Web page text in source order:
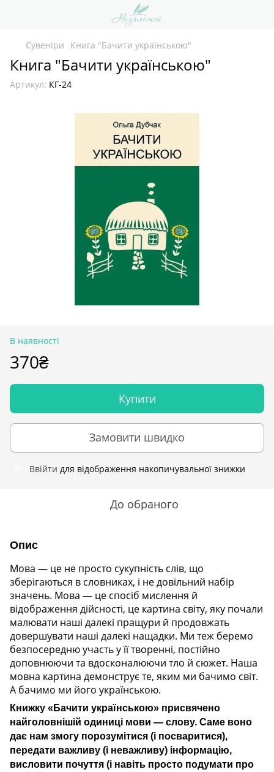
Сувеніри Книга "Бачити українською"
Книга "Бачити українською"
Артикул: КГ-24
В наявності
370₴
Купити
Замовити швидко
Ввійти для відображення накопичувальної знижки
До обраного
Опис
Мова — це не просто сукупність слів, що
зберігаються в словниках, і не довільний набір
значень. Мова — це спосіб мислення й
відображення дійсності, це картина світу, яку почали
малювати наші далекі пращури й продовжать
довершувати наші далекі нащадки. Ми теж беремо
безпосередню участь у її творенні, постійно
доповнюючи та вдосконалюючи тло й сюжет. Наша
мовна картина демонструє те, яким ми бачимо світ.
А бачимо ми його українською.
Книжку «Бачити українською» присвячено
найголовнішій одиниці мови — слову. Саме воно
дає нам змогу порозумітися (і посваритися),
передати важливу (і неважливу) інформацію,
висловити почуття (і навіть просто подумати про